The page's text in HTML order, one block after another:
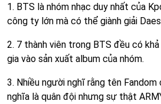
1. BTS là nhóm nhạc duy nhất của
công ty lớn mà có thể giành giải
2. 7 thành viên trong BTS đều có
gia vào sản xuất album của nhóm.
3. Nhiều người nghĩ rằng tên Fandom
nghĩa là quân đội nhưng sự thật